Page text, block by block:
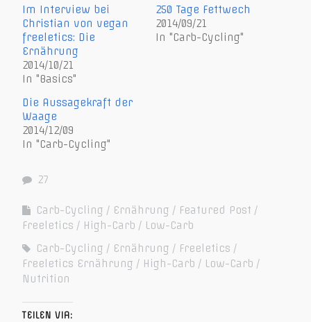
Im Interview bei
Christian von vegan
freeletics: Die
Ernährung
2014/10/21
In "Basics"
250 Tage Fettwech
2014/09/21
In "Carb-Cycling"
Die Aussagekraft der
Waage
2014/12/09
In "Carb-Cycling"
27
Carb-Cycling Ernährung
Featured Post
Freeletics
High-Carb
Low-Carb
Carb-Cycling
Ernährung
Freeletics
Freeletics Ernährung
High-Carb
Low-Carb
Nutrition
TEILEN VIA: